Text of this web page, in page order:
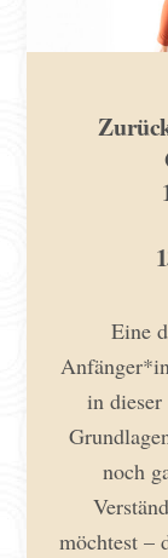
Eine
in
noch
möchtest –